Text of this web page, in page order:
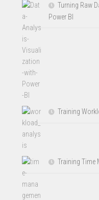
Turning Raw
Power BI
Training
Training Time